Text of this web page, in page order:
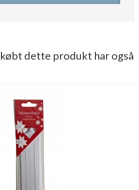
dette produkt har også